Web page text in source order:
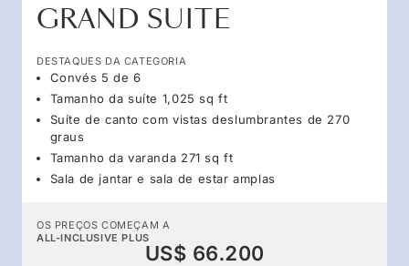
GRAND SUITE
DESTAQUES DA CATEGORIA
Convés 5 de 6
Tamanho da suíte 1,025 sq ft
Suíte de canto com vistas deslumbrantes de 270
graus
Tamanho da varanda 271 sq ft
Sala de jantar e sala de estar amplas
OS PREÇOS COMEÇAM A
ALL-INCLUSIVE PLUS
US$ 66.200